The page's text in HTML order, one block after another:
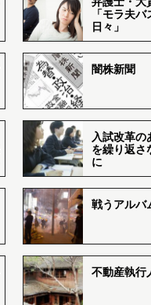
「モラ夫
日々」
闇株新聞
入試改革の
を繰り返さ
に
戦うアルバ
不動産執行